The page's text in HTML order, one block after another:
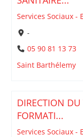
Services Sociaux -
-
05 90 81 13 73
Saint Barthélemy
DIRECTION DU
FORMATI...
Services Sociaux -